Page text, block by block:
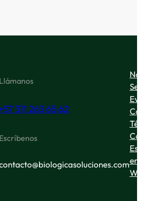
+57 311 263 65 62
Escríbenos
en